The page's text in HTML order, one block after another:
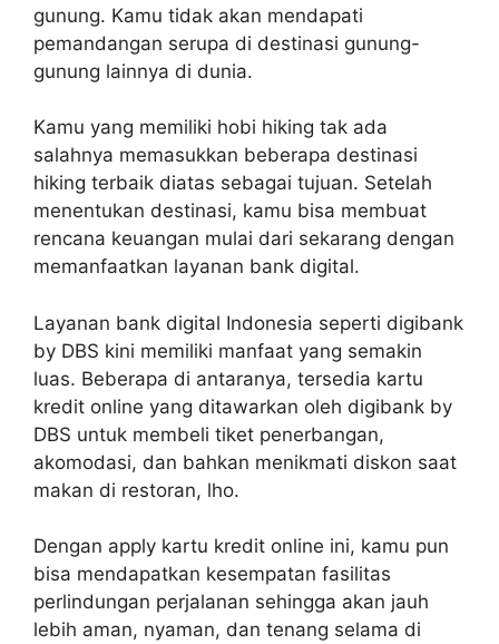
gunung. Kamu tidak akan mendapati
pemandangan serupa di destinasi gunung-
gunung lainnya di dunia.
Kamu yang memiliki hobi hiking tak ada
salahnya memasukkan beberapa destinasi
hiking terbaik diatas sebagai tujuan. Setelah
menentukan destinasi, kamu bisa membuat
rencana keuangan mulai dari sekarang dengan
memanfaatkan layanan bank digital.
Layanan bank digital Indonesia seperti digibank
by DBS kini memiliki manfaat yang semakin
luas. Beberapa di antaranya, tersedia kartu
kredit online yang ditawarkan oleh digibank by
DBS untuk membeli tiket penerbangan,
akomodasi, dan bahkan menikmati diskon saat
makan di restoran, lho.
Dengan apply kartu kredit online ini, kamu pun
bisa mendapatkan kesempatan fasilitas
perlindungan perjalanan sehingga akan jauh
lebih aman, nyaman, dan tenang selama di